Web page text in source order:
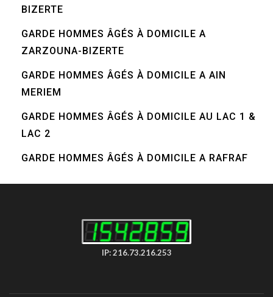
BIZERTE
GARDE HOMMES ÂGÉS À DOMICILE A
ZARZOUNA-BIZERTE
GARDE HOMMES ÂGÉS À DOMICILE A AIN
MERIEM
GARDE HOMMES ÂGÉS À DOMICILE AU LAC 1 &
LAC 2
GARDE HOMMES ÂGÉS À DOMICILE A RAFRAF
IP: 216.73.216.253